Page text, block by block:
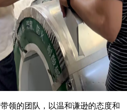
领的团队，以温和谦逊的态度和